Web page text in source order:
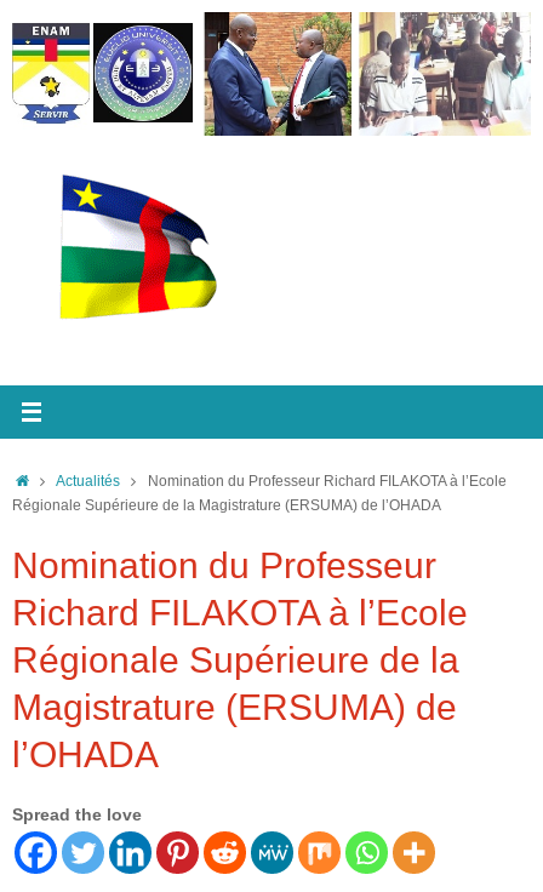
au
contenu
Accueil
Actualités
Nomination du Professeur Richard FILAKOTA à l’Ecole
Régionale Supérieure de la Magistrature (ERSUMA) de l’OHADA
Nomination du Professeur
Richard FILAKOTA à l’Ecole
Régionale Supérieure de la
Magistrature (ERSUMA) de
l’OHADA
Spread the love